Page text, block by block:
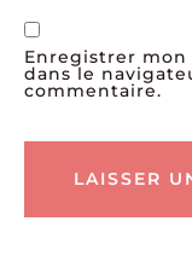
Enregistrer
dans le
commentaire.